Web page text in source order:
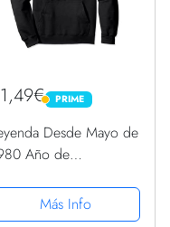
PRIME
PRIME
Desde Mayo de
Año de
Capucha
Más Info